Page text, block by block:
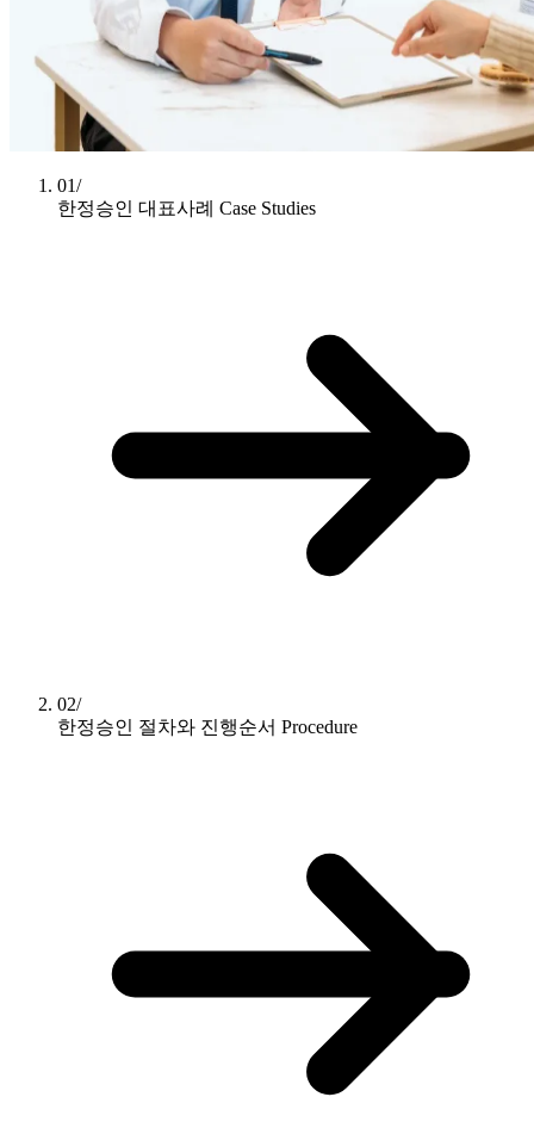
01/
한정승인 대표사례 Case Studies
02/
한정승인 절차와 진행순서 Procedure